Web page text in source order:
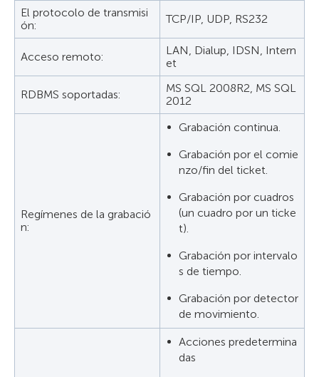
El protocolo de transmisi
ón:
TCP/IP, UDP, RS232
Acceso remoto:
LAN, Dialup, IDSN, Intern
et
RDBMS soportadas:
MS SQL 2008R2, MS SQL
2012
Regímenes de la grabació
n:
Grabación continua.
Grabación por el comie
nzo/fin del ticket.
Grabación por cuadros
(un cuadro por un ticke
t).
Grabación por intervalo
s de tiempo.
Grabación por detector
de movimiento.
Acciones predetermina
das